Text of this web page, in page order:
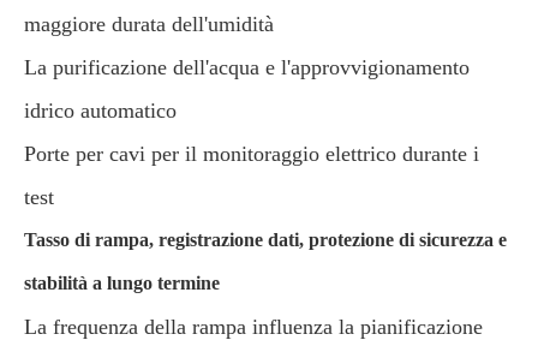
maggiore durata dell'umidità
La purificazione dell'acqua e l'approvvigionamento
idrico automatico
Porte per cavi per il monitoraggio elettrico durante i
test
Tasso di rampa, registrazione dati, protezione di sicurezza e
stabilità a lungo termine
La frequenza della rampa influenza la pianificazione